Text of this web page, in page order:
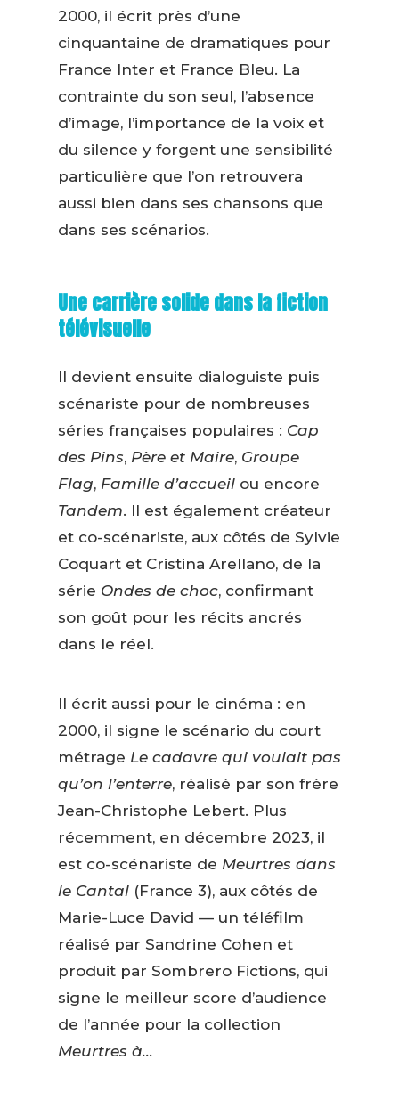
2000, il écrit près d’une
cinquantaine de dramatiques pour
France Inter et France Bleu. La
contrainte du son seul, l’absence
d’image, l’importance de la voix et
du silence y forgent une sensibilité
particulière que l’on retrouvera
aussi bien dans ses chansons que
dans ses scénarios.
Une carrière solide dans la fiction
télévisuelle
Il devient ensuite dialoguiste puis
scénariste pour de nombreuses
séries françaises populaires : Cap
des Pins, Père et Maire, Groupe
Flag, Famille d’accueilou encore
Tandem. Il est également créateur
et co-scénariste, aux côtés de Sylvie
Coquart et Cristina Arellano, de la
série Ondes de choc, confirmant
son goût pour les récits ancrés
dans le réel.
Il écrit aussi pour le cinéma : en
2000, il signe le scénario du court
métrage Le cadavre qui voulait pas
qu’on l’enterre, réalisé par son frère
Jean-Christophe Lebert. Plus
récemment, en décembre 2023, il
est co-scénariste de Meurtres dans
le Cantal(France 3), aux côtés de
Marie-Luce David — un téléfilm
réalisé par Sandrine Cohen et
produit par Sombrero Fictions, qui
signe le meilleur score d’audience
de l’année pour la collection
Meurtres à…